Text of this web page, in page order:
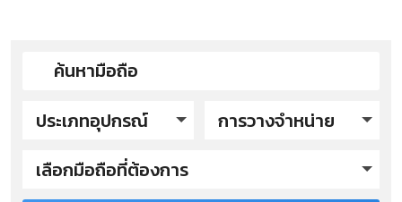
ประเภทอุปกรณ์
การวางจำหน่าย
เลือกมือถือที่ต้องการ